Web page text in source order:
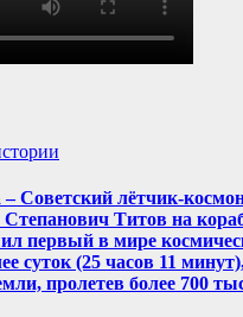
– Советский лётчик-
Титов на
первый в мире
суток (25 часов 11
пролетев более 700